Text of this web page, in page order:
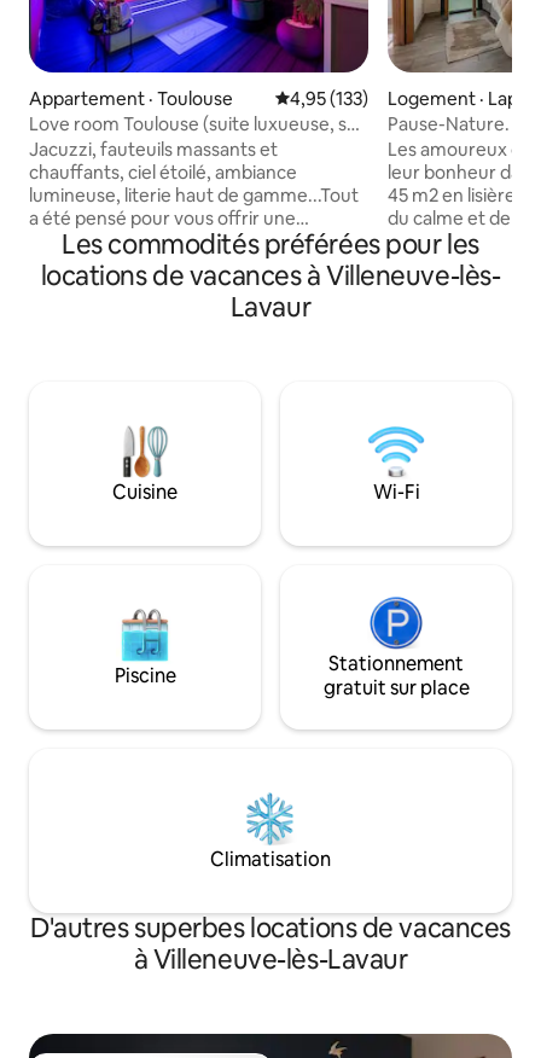
Appartement · Toulouse Note moyenne de 4,95 sur 5,
4,95 (133)
Love room Toulouse (suite luxueuse, spa
privatif)
Jacuzzi, fauteuils massants et
chauffants, ciel étoilé, ambiance
lumineuse, literie haut de gamme...Tout
a été pensé pour vous offrir une
expérience unique, avec un moment de
détente garanti ! Des options
supplémentaires sont disponibles sur
demande pour rendre votre séjour
Plantes, 6 min du Stadium de Toulouse
et 10 min du Casino Barrière.
Logement ·
ssat
Pause-Nature.
parking
Les amoureux
leur bonheur
45 m2 en lisière
du calme et de la
N/Est de
idéalement situé
et Blagnac. Balade dans le bois à côté.
marché et le
Les commodités préférées pour les
locations de vacances à Villeneuve-lès-
Lavaur
Cuisine Wi-Fi
Piscine
Stationnement
gratuit sur place
Climatisation
D'autres superbes locations de vacances
à Villeneuve-lès-Lavaur